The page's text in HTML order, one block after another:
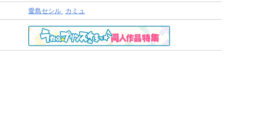
愛島セシル カミュ